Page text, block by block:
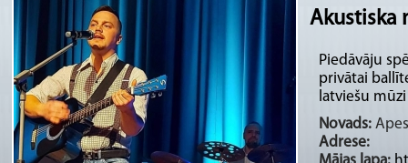
Akustiska
Piedāvāju
privātai
latviešu mūzi
Novads:
Adrese: